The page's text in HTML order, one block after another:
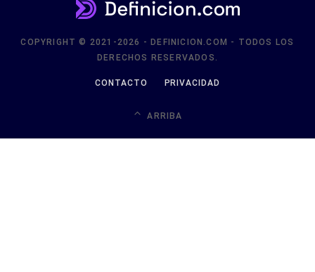
COPYRIGHT © 2021-2026 - DEFINICION.COM - TODOS LOS
DERECHOS RESERVADOS.
CONTACTO PRIVACIDAD
ARRIBA